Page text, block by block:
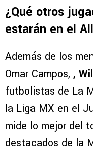
¿Qué otros
estarán en el
Además de los
Omar Campos, ,
futbolistas de La
la Liga MX en el
mide lo mejor del
destacados de la